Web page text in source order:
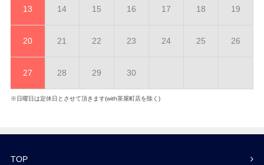
13 14 15 16 17 18 19
20 21 22 23 24 25 26
27 28 29 30
※日曜日は定休日とさせて頂きます(with茶屋町店を除く)
TOP